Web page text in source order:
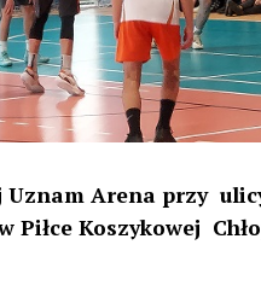
Arena przy
Piłce Koszykowej